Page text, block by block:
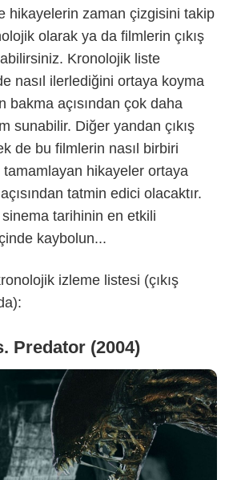
hikayelerin zaman çizgisini takip
olarak ya da filmlerin çıkış
Kronolojik liste
nasıl ilerlediğini ortaya koyma
bakma açısından çok daha
sunabilir. Diğer yandan çıkış
de bu filmlerin nasıl birbiri
tamamlayan hikayeler ortaya
tatmin edici olacaktır.
tarihinin en etkili
kaybolun...
izleme listesi (çıkış
Predator (2004)